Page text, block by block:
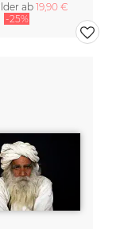
ab19,90 €
-25%